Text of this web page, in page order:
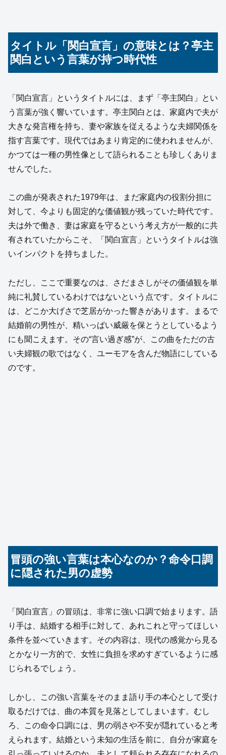
タイトル「関白宣言」の意味とは？亭主
関白という言葉が持つ時代性
「関白宣言」というタイトルには、まず「亭主関白」とい
う言葉が強く響いています。亭主関白とは、家庭内で夫が
大きな発言権を持ち、妻や家族を従えるような夫婦関係を
指す言葉です。現代ではあまり肯定的に使われませんが、
かつては一種の男性像として語られることも珍しくありま
せんでした。
この曲が発表された1979年は、まだ家庭内の役割分担に
対して、今よりも固定的な価値観が残っていた時代です。
夫は外で働き、妻は家庭を守るという考え方が一般的に共
有されていたからこそ、「関白宣言」というタイトルは強
いインパクトを持ちました。
ただし、ここで重要なのは、さだまさしがその価値観を単
純に礼賛しているわけではないという点です。タイトルに
は、どこか大げさで芝居がかった響きがあります。まるで
結婚前の男性が、精いっぱい威厳を保とうとしているよう
にも聞こえます。その“言い過ぎ感”が、この曲をただの古
い夫婦観の歌ではなく、ユーモアを含んだ物語にしている
のです。
冒頭の強い言葉は本心なのか？命令口調
に隠された男の虚勢
「関白宣言」の冒頭は、非常に強い口調で始まります。語
り手は、結婚する相手に対して、あれこれと守ってほしい
条件を並べていきます。その内容は、現代の感覚から見る
とかなり一方的で、女性に負担を求めすぎているように感
じられるでしょう。
しかし、この強い言葉をそのまま語り手の本心として受け
取るだけでは、曲の本質を見落としてしまいます。むし
ろ、この命令口調には、男の弱さや不安が隠れていると考
えられます。結婚という未知の生活を前に、自分が家庭を